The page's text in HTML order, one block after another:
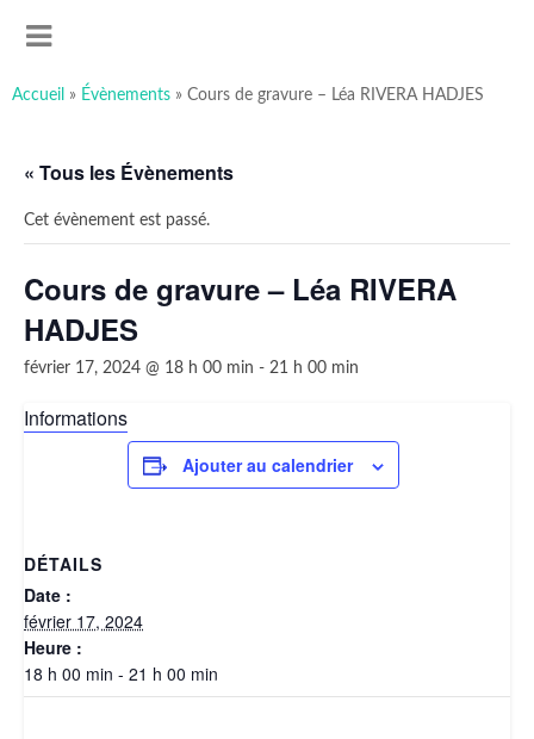
contenuart-sous-x
Association ayant pour but de favoriser et promouvoir la
Accueil » Évènements » Cours de gravure – Léa RIVERA HADJES
« Tous les Évènements
Cet évènement est passé.
Cours de gravure – Léa RIVERA
HADJES
février 17, 2024 @ 18 h 00 min - 21 h 00 min
Informations
Ajouter au calendrier
DÉTAILS
Date :
février 17, 2024
Heure :
18 h 00 min - 21 h 00 min